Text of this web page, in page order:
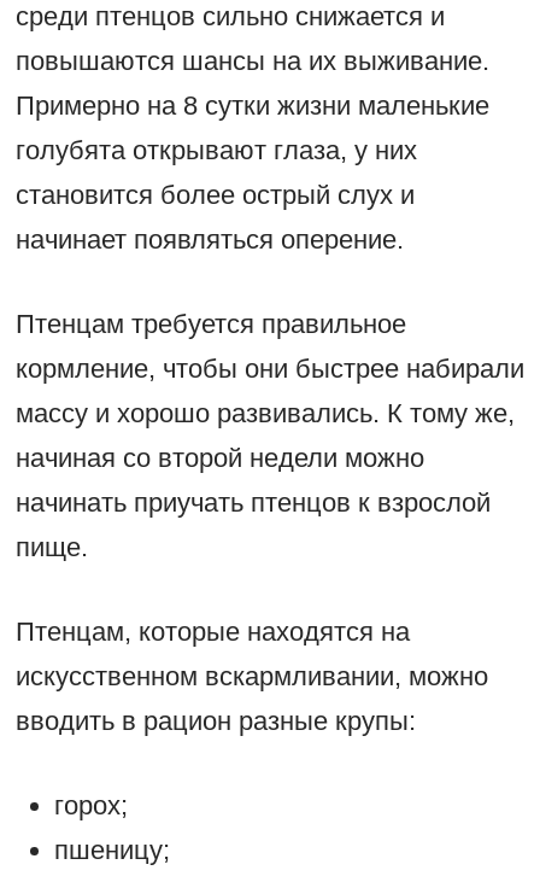
среди птенцов сильно снижается и
повышаются шансы на их выживание.
Примерно на 8 сутки жизни маленькие
голубята открывают глаза, у них
становится более острый слух и
начинает появляться оперение.
Птенцам требуется правильное
кормление, чтобы они быстрее набирали
массу и хорошо развивались. К тому же,
начиная со второй недели можно
начинать приучать птенцов к взрослой
пище.
Птенцам, которые находятся на
искусственном вскармливании, можно
вводить в рацион разные крупы:
горох;
пшеницу;